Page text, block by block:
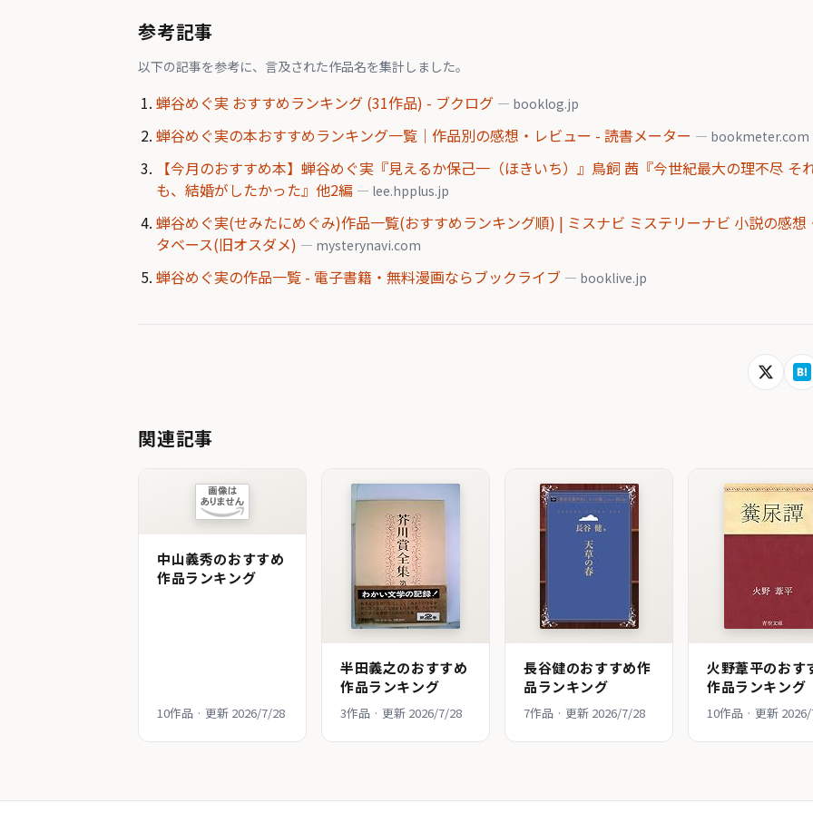
参考記事
以下の記事を参考に、言及された作品名を集計しました。
蝉谷めぐ実 おすすめランキング (31作品) - ブクログ — booklog.jp
蝉谷めぐ実の本おすすめランキング一覧｜作品別の感想・レビュー - 読書メーター — bookmeter.com
【今月のおすすめ本】蝉谷めぐ実『見えるか保己一（ほきいち）』鳥飼 茜『今世紀最大の理不尽 そ
も、結婚がしたかった』他2編 — lee.hpplus.jp
蝉谷めぐ実(せみたにめぐみ)作品一覧(おすすめランキング順) | ミスナビ ミステリーナビ 小説の感想
タベース(旧オスダメ) — mysterynavi.com
蝉谷めぐ実の作品一覧 - 電子書籍・無料漫画ならブックライブ — booklive.jp
関連記事
中山義秀のおすすめ
作品ランキング
10作品 · 更新 2026/7/28
半田義之のおすすめ
作品ランキング
3作品 · 更新 2026/7/28
長谷健のおすすめ作
品ランキング
7作品 · 更新 2026/7/28
火野葦平のおす
作品ランキング
10作品 · 更新